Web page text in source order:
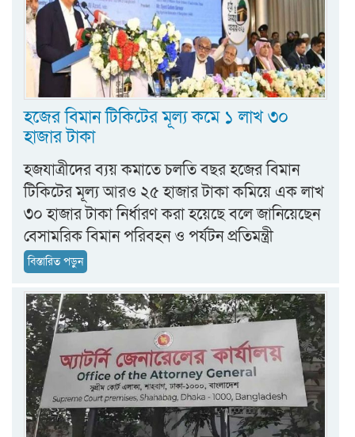
হজের বিমান টিকিটের মূল্য কমে ১ লাখ ৩০
হাজার টাকা
হজযাত্রীদের ব্যয় কমাতে চলতি বছর হজের বিমান
টিকিটের মূল্য আরও ২৫ হাজার টাকা কমিয়ে এক লাখ
৩০ হাজার টাকা নির্ধারণ করা হয়েছে বলে জানিয়েছেন
বেসামরিক বিমান পরিবহন ও পর্যটন প্রতিমন্ত্রী
বিস্তারিত পড়ুন